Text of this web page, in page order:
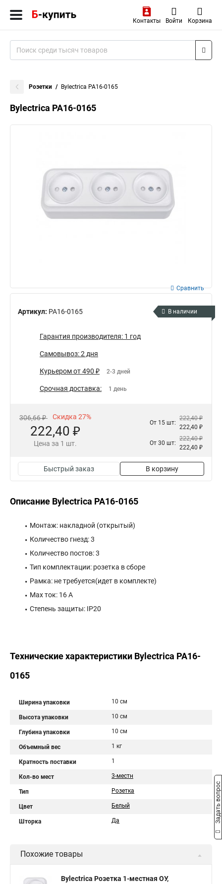
Контакты Войти Корзина
Розетки Bylectrica РА16-0165
Bylectrica РА16-0165
Артикул: РА16-0165
Сравнить
В наличии
Гарантия производителя: 1 год
Самовывоз: 2 дня
Курьером от 490 ₽ 2-3 дней
Срочная доставка: 1 день
306,66 ₽ Скидка 27%
222,40 ₽
Цена за 1 шт.
От 15 шт:
222,40 ₽
222,40 ₽
От 30 шт:
222,40 ₽
222,40 ₽
Быстрый заказ В корзину
Описание Bylectrica РА16-0165
Монтаж: накладной (открытый)
Количество гнезд: 3
Количество постов: 3
Тип комплектации: розетка в сборе
Рамка: не требуется(идет в комплекте)
Max ток: 16 А
Степень защиты: IP20
Технические характеристики Bylectrica РА16-
0165
Ширина упаковки 10 см
Высота упаковки 10 см
Глубина упаковки 10 см
Объемный вес 1 кг
Кратность поставки 1
Кол-во мест 3-местн
Тип Розетка
Цвет Белый
Шторка Да
Похожие товары
Bylectrica Розетка 1-местная ОУ,
Задать вопрос